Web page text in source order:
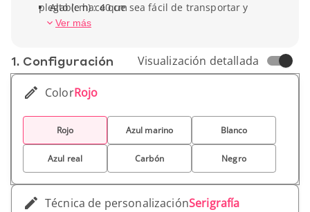
plegable hace que sea fácil de transportar y
guardar, es una compañera ideal para tus
Alto (cm) : 40 cm
Peso unitario : 44 g
Ver más
1. Conf­iguración Visualización detallada
ColorRojo
Rojo Azul marino Blanco
Azul real Carbón Negro
Técnica de personalizaciónSerigrafía